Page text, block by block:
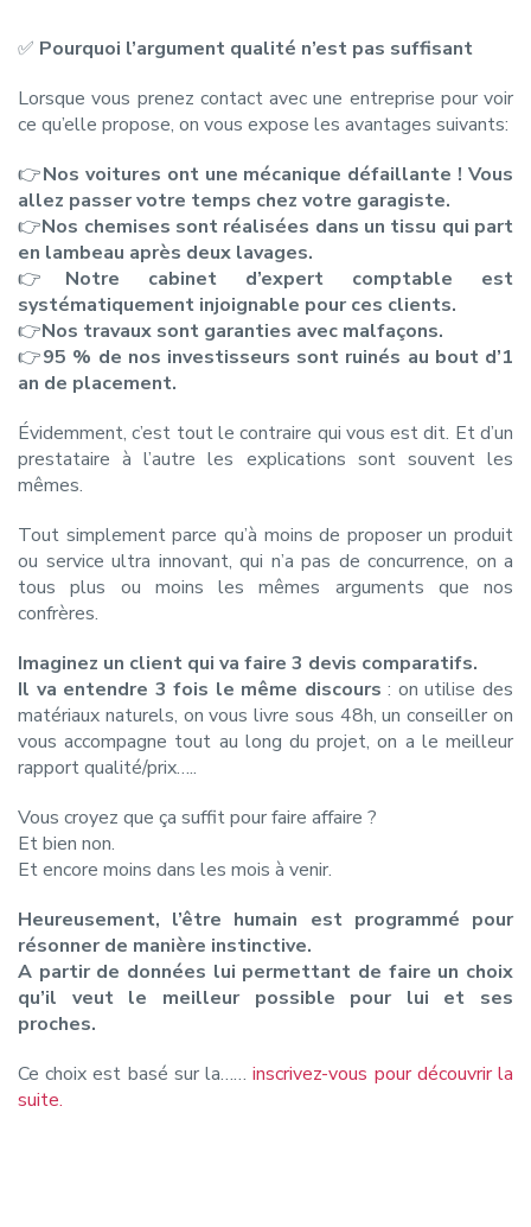
✅ Pourquoi l’argument qualité n’est pas suffisant
Lorsque vous prenez contact avec une entreprise pour voir
ce qu’elle propose, on vous expose les avantages suivants:
👉Nos voitures ont une mécanique défaillante ! Vous
allez passer votre temps chez votre garagiste.
👉Nos chemises sont réalisées dans un tissu qui part
en lambeau après deux lavages.
👉 Notre cabinet d’expert comptable est
systématiquement injoignable pour ces clients.
👉Nos travaux sont garanties avec malfaçons.
👉95 % de nos investisseurs sont ruinés au bout d’1
an de placement.
Évidemment, c’est tout le contraire qui vous est dit. Et d’un
prestataire à l’autre les explications sont souvent les
mêmes.
Tout simplement parce qu’à moins de proposer un produit
ou service ultra innovant, qui n’a pas de concurrence, on a
tous plus ou moins les mêmes arguments que nos
confrères.
Imaginez un client qui va faire 3 devis comparatifs.
Il va entendre 3 fois le même discours: on utilise des
matériaux naturels, on vous livre sous 48h, un conseiller on
vous accompagne tout au long du projet, on a le meilleur
rapport qualité/prix…..
Vous croyez que ça suffit pour faire affaire ?
Et bien non.
Et encore moins dans les mois à venir.
Heureusement, l’être humain est programmé pour
résonner de manière instinctive.
A partir de données lui permettant de faire un choix
qu’il veut le meilleur possible pour lui et ses
proches.
Ce choix est basé sur la……inscrivez-vous pour découvrir la
suite.